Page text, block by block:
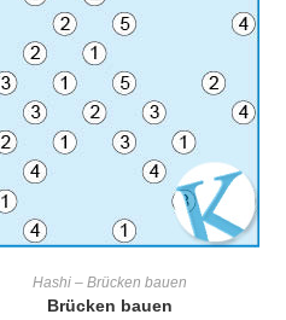
Hashi – Brücken bauen
Brücken bauen